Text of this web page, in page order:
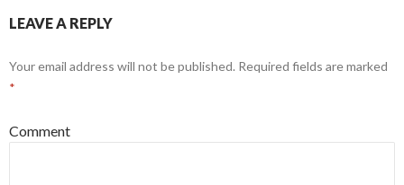
LEAVE A REPLY
Your email address will not be published. Required fields are marked
*
Comment